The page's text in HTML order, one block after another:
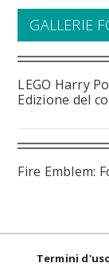
GALLERIE
LEGO Harry
Edizione del
Fire Emblem:
Termini